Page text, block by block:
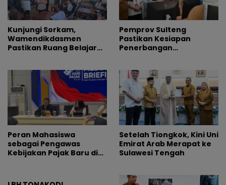
Kunjungi Sorkam,
Wamendikdasmen
Pastikan Ruang Belajar
Pemprov Sulteng
Pastikan Kesiapan
Penerbangan
Peran Mahasiswa
sebagai Pengawas
Kebijakan Pajak Baru di
Setelah Tiongkok, Kini Uni
Emirat Arab Merapat ke
Sulawesi Tengah